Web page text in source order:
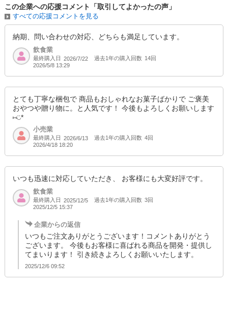
この企業への応援コメント「取引してよかったの声」
すべての応援コメントを見る
納期、問い合わせの対応、どちらも満足しています。
飲食業
最終購入日 2026/7/22 過去1年の購入回数 14回
2026/5/8 13:29
とても丁寧な梱包で 商品もおしゃれなお菓子ばかりで ご褒美
おやつや贈り物に。と人気です！ 今後もよろしくお願いします
⑅◡̈*
小売業
最終購入日 2026/6/13 過去1年の購入回数 4回
2026/4/18 18:20
いつも迅速に対応していただき、 お客様にも大変好評です。
飲食業
最終購入日 2025/12/5 過去1年の購入回数 3回
2025/12/5 15:37
企業からの返信
いつもご注文ありがとうございます！コメントありがとう
ございます。 今後もお客様に喜ばれる商品を開発・提供し
てまいります！ 引き続きよろしくお願いいたします。
2025/12/6 09:52